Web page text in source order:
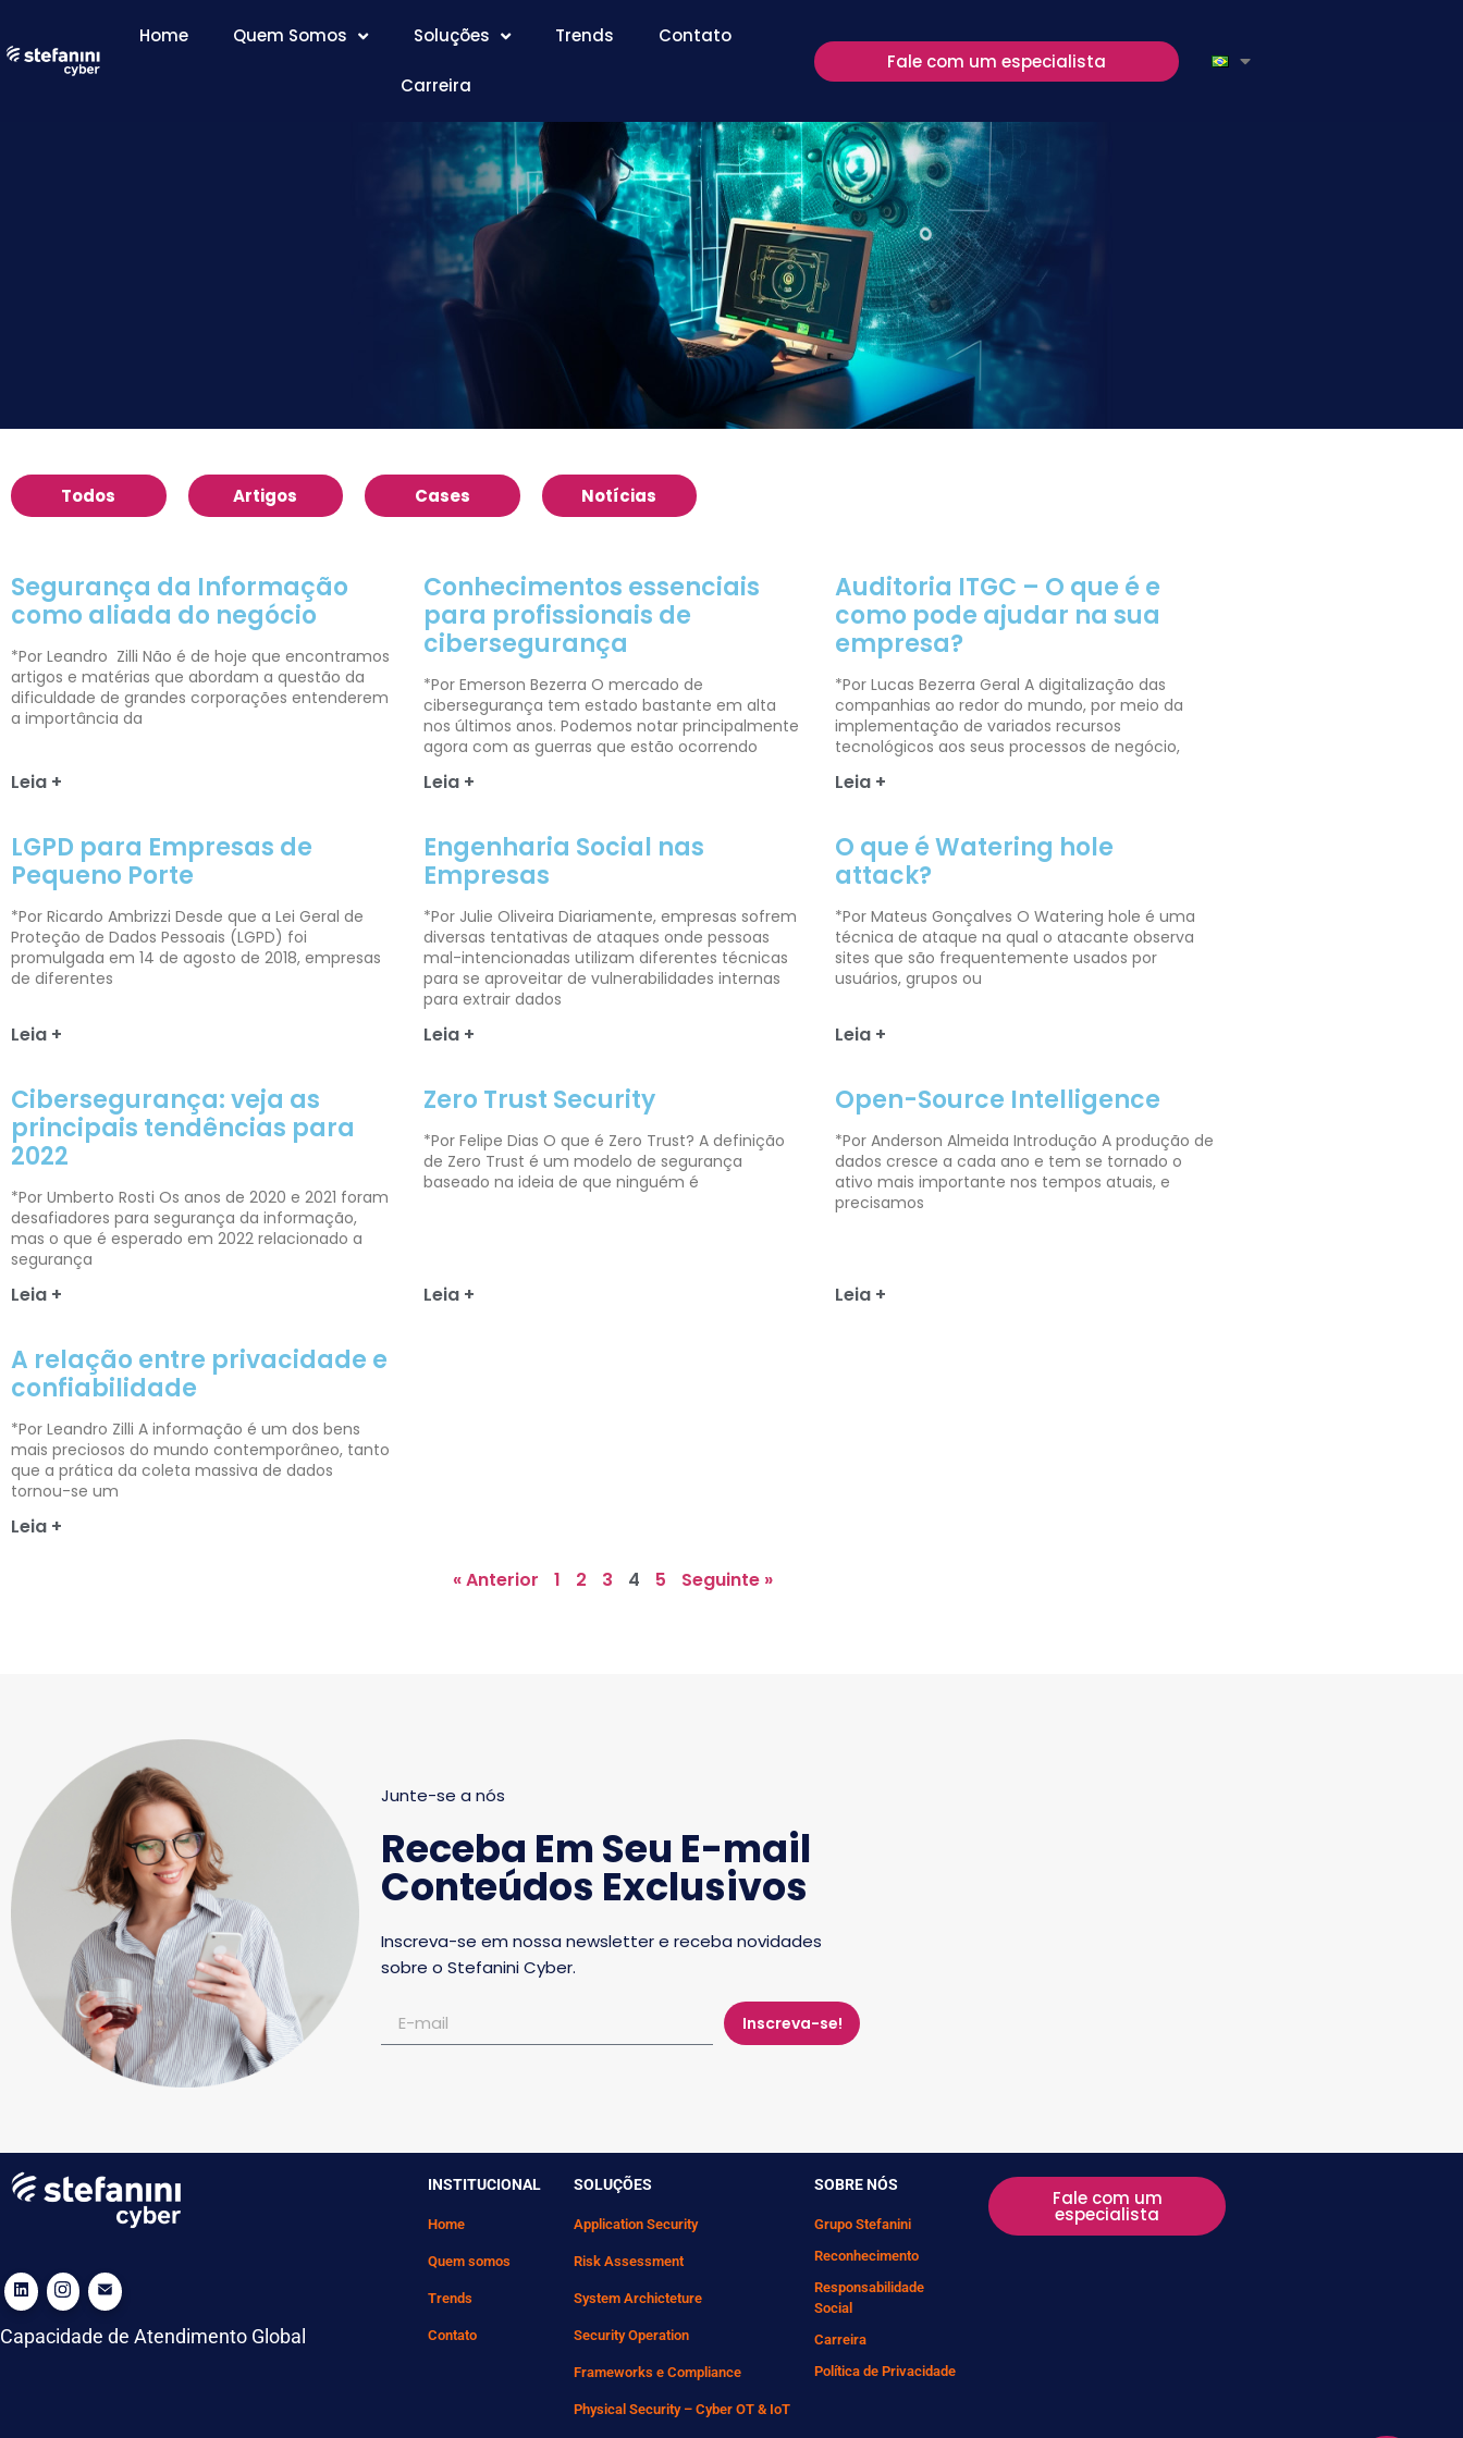
Home Quem Somos Soluções Trends Contato
Carreira
Fale com um especialista
Todos Artigos Cases Notícias
Segurança da Informação
como aliada do negócio
*Por Leandro Zilli Não é de hoje que encontramos
artigos e matérias que abordam a questão da
dificuldade de grandes corporações entenderem
a importância da
Leia +
Conhecimentos essenciais
para profissionais de
cibersegurança
*Por Emerson Bezerra O mercado de
cibersegurança tem estado bastante em alta
nos últimos anos. Podemos notar principalmente
agora com as guerras que estão ocorrendo
Leia +
Auditoria ITGC – O que é e
como pode ajudar na sua
empresa?
*Por Lucas Bezerra Geral A digitalização das
companhias ao redor do mundo, por meio da
implementação de variados recursos
tecnológicos aos seus processos de negócio,
Leia +
LGPD para Empresas de
Pequeno Porte
*Por Ricardo Ambrizzi Desde que a Lei Geral de
Proteção de Dados Pessoais (LGPD) foi
promulgada em 14 de agosto de 2018, empresas
de diferentes
Leia +
Engenharia Social nas
Empresas
*Por Julie Oliveira Diariamente, empresas sofrem
diversas tentativas de ataques onde pessoas
mal-intencionadas utilizam diferentes técnicas
para se aproveitar de vulnerabilidades internas
para extrair dados
Leia +
O que é Watering hole
attack?
*Por Mateus Gonçalves O Watering hole é uma
técnica de ataque na qual o atacante observa
sites que são frequentemente usados por
usuários, grupos ou
Leia +
Cibersegurança: veja as
principais tendências para
2022
*Por Umberto Rosti Os anos de 2020 e 2021 foram
desafiadores para segurança da informação,
mas o que é esperado em 2022 relacionado a
segurança
Leia +
Zero Trust Security
*Por Felipe Dias O que é Zero Trust? A definição
de Zero Trust é um modelo de segurança
baseado na ideia de que ninguém é
Leia +
Open-Source Intelligence
*Por Anderson Almeida Introdução A produção de
dados cresce a cada ano e tem se tornado o
ativo mais importante nos tempos atuais, e
precisamos
Leia +
A relação entre privacidade e
confiabilidade
*Por Leandro Zilli A informação é um dos bens
mais preciosos do mundo contemporâneo, tanto
que a prática da coleta massiva de dados
tornou-se um
Leia +
« Anterior 1 2 3 4 5 Seguinte »
Junte-se a nós
Receba Em Seu E-mail
Conteúdos Exclusivos
Inscreva-se em nossa newsletter e receba novidades
sobre o Stefanini Cyber.
Inscreva-se!
Capacidade de Atendimento Global
INSTITUCIONAL
Home
Quem somos
Trends
Contato
SOLUÇÕES
Application Security
Risk Assessment
System Archicteture
Security Operation
Frameworks e Compliance
Physical Security – Cyber OT & IoT
SOBRE NÓS
Grupo Stefanini
Reconhecimento
Responsabilidade
Social
Carreira
Política de Privacidade
Fale com um
especialista